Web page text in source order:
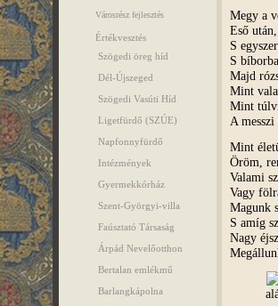
Városrész fejlesztés
Értékvesztés
Szögedi öreg híd
Dél-Újszeged
Szögedi Vasúti Híd
Ligetfürdő (SZÚE)
Napfonnyfürdő
Intézmények
Gyermekkórház
Szent-Györgyi-villa
Faúsztató Társaság
Árpád Nevelőotthon
Bertalan emlékmű
Barlangkápolna
Megy a
Eső
S
S
Majd
Mint
Mint
A
Mint
Öröm,
Valami
Vagy
Magunk
S amíg
Nagy